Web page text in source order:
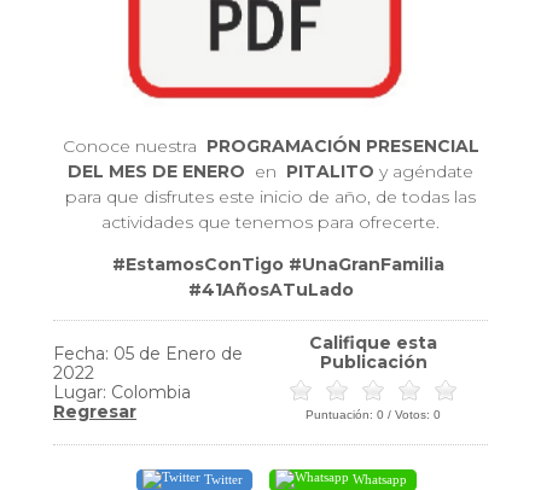
Conoce nuestra PROGRAMACIÓN PRESENCIAL
DEL MES DE ENERO en PITALITO y agéndate
para que disfrutes este inicio de año, de todas las
actividades que tenemos para ofrecerte.
#EstamosConTigo #UnaGranFamilia
#41AñosATuLado
Fecha: 05 de Enero de
2022
Lugar: Colombia
Regresar
Califique esta
Publicación
Puntuación: 0 / Votos: 0
Twitter Whatsapp